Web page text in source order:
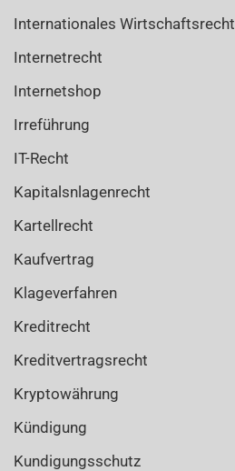
Internationales Wirtschaftsrecht
Internetrecht
Internetshop
Irreführung
IT-Recht
Kapitalsnlagenrecht
Kartellrecht
Kaufvertrag
Klageverfahren
Kreditrecht
Kreditvertragsrecht
Kryptowährung
Kündigung
Kundigungsschutz